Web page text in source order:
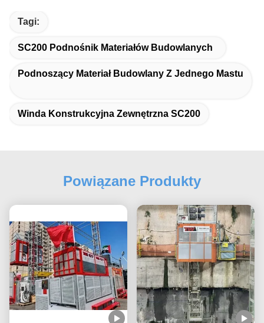
Tagi:
SC200 Podnośnik Materiałów Budowlanych
Podnoszący Materiał Budowlany Z Jednego Mastu
Winda Konstrukcyjna Zewnętrzna SC200
Powiązane Produkty